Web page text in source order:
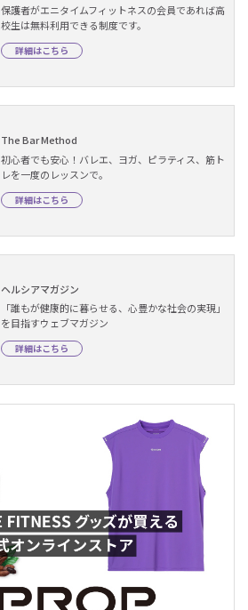
保護者がエニタイムフィットネスの会員であれば高
校生は無料利用できる制度です。
詳細はこちら
The Bar Method
初心者でも安心！バレエ、ヨガ、ピラティス、筋ト
レを一度のレッスンで。
詳細はこちら
ヘルシアマガジン
「誰もが健康的に暮らせる、心豊かな社会の実現」
を目指すウェブマガジン
詳細はこちら